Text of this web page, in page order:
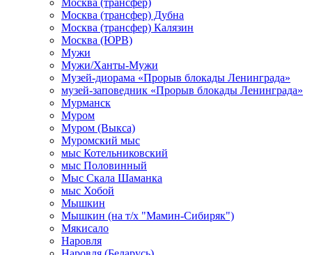
Москва (трансфер)
Москва (трансфер) Дубна
Москва (трансфер) Калязин
Москва (ЮРВ)
Мужи
Мужи/Ханты-Мужи
Музей-диорама «Прорыв блокады Ленинграда»
музей-заповедник «Прорыв блокады Ленинграда»
Мурманск
Муром
Муром (Выкса)
Муромский мыс
мыс Котельниковский
мыс Половинный
Мыс Скала Шаманка
мыс Хобой
Мышкин
Мышкин (на т/х "Мамин-Сибиряк")
Мякисало
Наровля